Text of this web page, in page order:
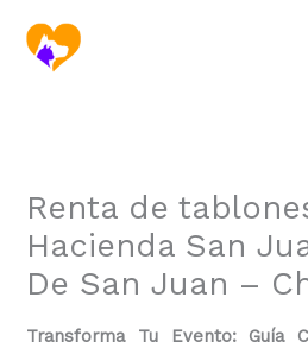
contenido
Renta de
Hacienda San
De San Juan –
Transforma Tu Evento: Guía